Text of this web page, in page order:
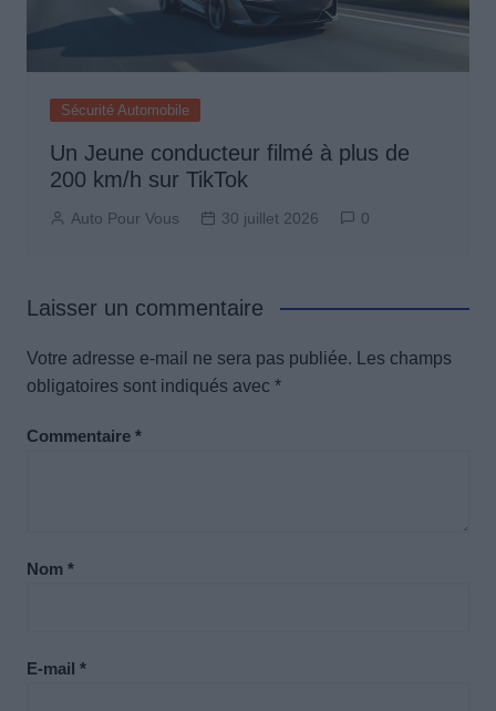
Sécurité Automobile
Un Jeune conducteur filmé à plus de
200 km/h sur TikTok
Auto Pour Vous 30 juillet 2026 0
Laisser un commentaire
Votre adresse e-mail ne sera pas publiée.
Les champs
obligatoires sont indiqués avec *
Commentaire *
Nom *
E-mail *